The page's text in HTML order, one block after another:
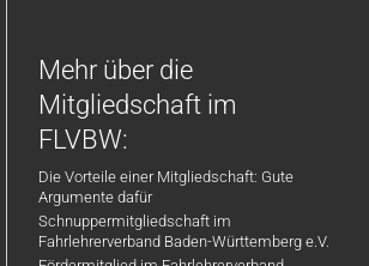
Mehr über die
Mitgliedschaft im
FLVBW:
Die Vorteile einer Mitgliedschaft: Gute
Argumente dafür
Schnuppermitgliedschaft im
Fahrlehrerverband Baden-Württemberg e.V.